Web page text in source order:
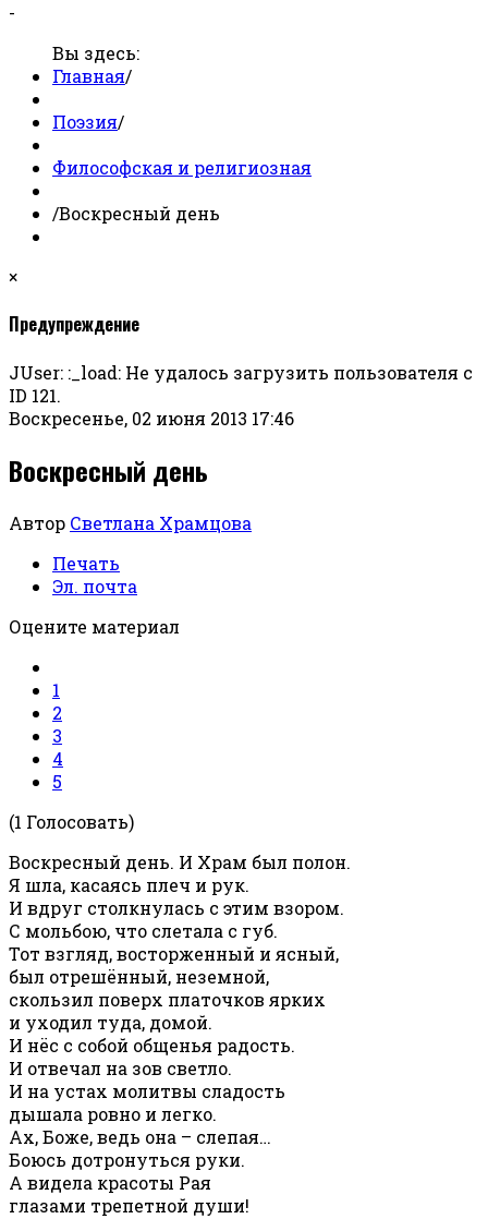
-
Вы здесь:
Главная/
Поэзия/
Философская и религиозная
/Воскресный день
×
Предупреждение
JUser: :_load: Не удалось загрузить пользователя с
ID 121.
Воскресенье, 02 июня 2013 17:46
Воскресный день
Автор Светлана Храмцова
Печать
Эл. почта
Оцените материал
1
2
3
4
5
(1 Голосовать)
Воскресный день. И Храм был полон.
Я шла, касаясь плеч и рук.
И вдруг столкнулась с этим взором.
С мольбою, что слетала с губ.
Тот взгляд, восторженный и ясный,
был отрешённый, неземной,
скользил поверх платочков ярких
и уходил туда, домой.
И нёс с собой общенья радость.
И отвечал на зов светло.
И на устах молитвы сладость
дышала ровно и легко.
Ах, Боже, ведь она – слепая…
Боюсь дотронуться руки.
А видела красоты Рая
глазами трепетной души!